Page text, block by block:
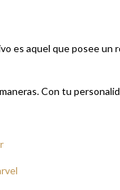
es aquel que posee un
Con tu